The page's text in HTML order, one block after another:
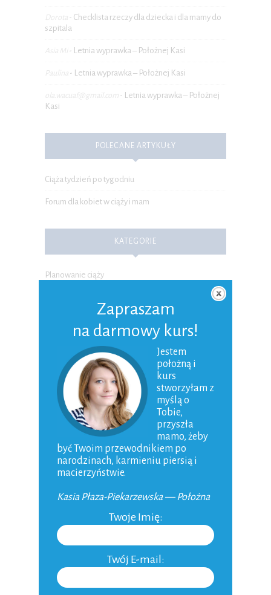
Dorota - Checklista rzeczy dla dziecka i dla mamy do
szpitala
Asia Mi - Letnia wyprawka – Położnej Kasi
Paulina - Letnia wyprawka – Położnej Kasi
ola.wacuaf@gmail.com - Letnia wyprawka – Położnej
Kasi
POLECANE ARTYKUŁY
Ciąża tydzień po tygodniu
Forum dla kobiet w ciąży i mam
KATEGORIE
Planowanie ciąży
Karmienie piersią
Dziecko
Macierzyństwo
Ojcostwo
Aktualności
Niepłodność
Do domu
Zapraszam
na darmowy kurs!
Jestem
położną i
kurs
stworzyłam z
myślą o
Tobie,
przyszła
mamo, żeby
być Twoim przewodnikiem po
narodzinach, karmieniu piersią i
macierzyństwie.
Kasia Płaza-Piekarzewska — Położna
Twoje Imię:
Twój E-mail: